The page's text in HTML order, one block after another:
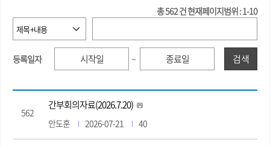
총562건현재페이지범위 : 1-10
등록일자 ~ 검색
562
간부회의자료(2026.7.20)
안도훈 2026-07-21 40